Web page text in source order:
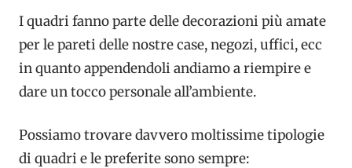
I quadri fanno parte delle decorazioni più amate
per le pareti delle nostre case, negozi, uffici, ecc
in quanto appendendoli andiamo a riempire e
dare un tocco personale all’ambiente.
Possiamo trovare davvero moltissime tipologie
di quadri e le preferite sono sempre: